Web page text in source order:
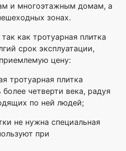
и многоэтажным домам, а
зонах.
как тротуарная плитка
срок эксплуатации,
цену:
тротуарная плитка
четверти века, радуя
по ней людей;
не нужна специальная
при